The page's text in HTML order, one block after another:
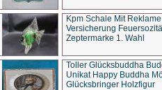
Kpm Schale Mit Reklame
Versicherung
Zeptermarke 1. Wahl
Toller Glücksbuddha
Unikat Happy Buddha
Glücksbringer Holzfigur